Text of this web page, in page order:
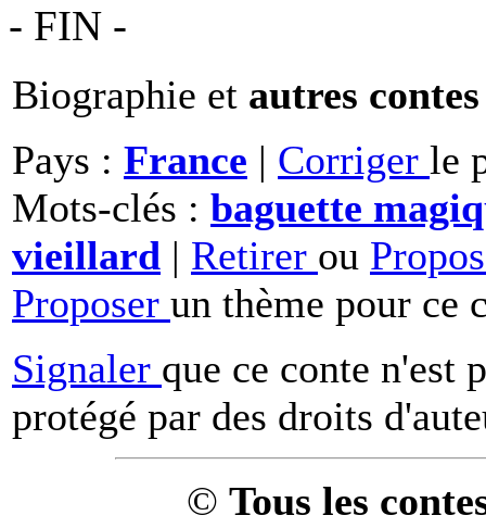
- FIN -
Biographie et autres contes
Pays : France | Corriger le
Mots-clés : baguette
vieillard | Retirer ou
Proposer un thème pour ce
Signaler que ce conte n'est
protégé par des droits
© Tous les